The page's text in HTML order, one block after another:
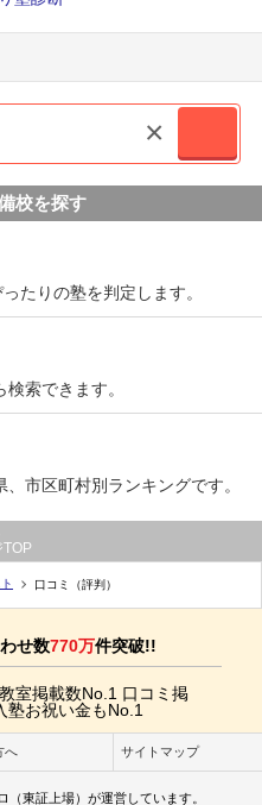
×
校を探す
たりの塾を判定します。
索できます。
市区町村別ランキングです。
TOP
口コミ（評判）
せ数770万件突破!!
へ サイトマップ
（東証上場）が運営しています。